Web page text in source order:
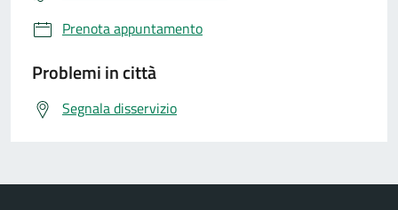
Prenota appuntamento
Problemi in città
Segnala disservizio